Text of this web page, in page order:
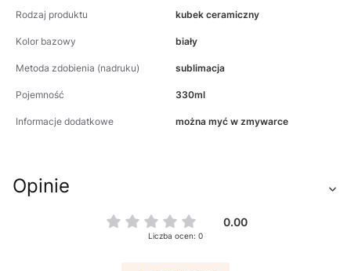
Rodzaj produktu kubek ceramiczny
Kolor bazowy biały
Metoda zdobienia (nadruku) sublimacja
Pojemność 330ml
Informacje dodatkowe można myć w zmywarce
Opinie
0.00
Liczba ocen: 0